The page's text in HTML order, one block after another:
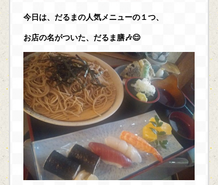
今日は、だるまの人気メニューの１つ、
お店の名がついた、だるま膳🎶😊